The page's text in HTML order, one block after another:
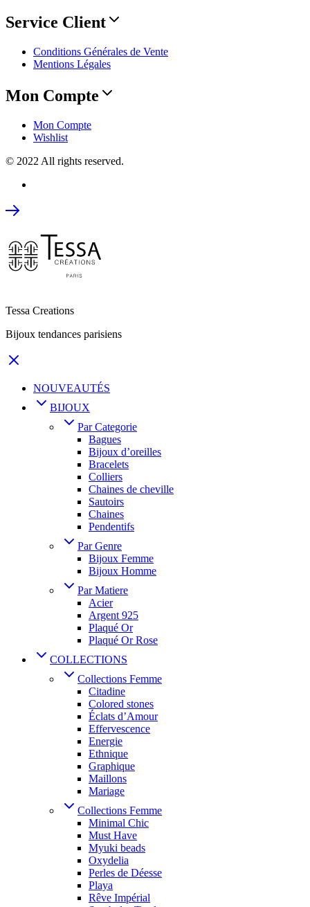
Service Client
Conditions Générales de Vente
Mentions Légales
Mon Compte
Mon Compte
Wishlist
© 2022 All rights reserved.
Tessa Creations
Bijoux tendances parisiens
NOUVEAUTÉS
BIJOUX
Par Categorie
Bagues
Bijoux d’oreilles
Bracelets
Colliers
Chaines de cheville
Sautoirs
Chaines
Pendentifs
Par Genre
Bijoux Femme
Bijoux Homme
Par Matiere
Acier
Argent 925
Plaqué Or
Plaqué Or Rose
COLLECTIONS
Collections Femme
Citadine
Colored stones
Éclats d’Amour
Effervescence
Energie
Ethnique
Graphique
Maillons
Mariage
Collections Femme
Minimal Chic
Must Have
Myuki beads
Oxydelia
Perles de Déesse
Playa
Rêve Impérial